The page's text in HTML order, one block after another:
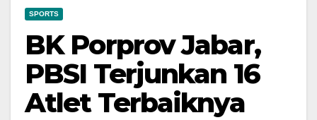
SPORTS
BK Porprov Jabar,
PBSI Terjunkan 16
Atlet Terbaiknya